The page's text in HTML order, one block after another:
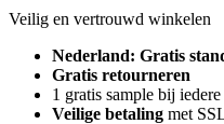
Veilig en vertrouwd winkelen
Nederland: Gratis
Gratis retourneren
1 gratis sample bij
Veilige betaling met